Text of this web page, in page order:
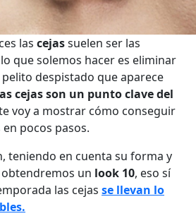
las cejassuelen ser las
que solemos hacer es eliminar
despistado que aparece
cejas son un punto clave del
voy a mostrar cómo conseguir
pocos pasos.
teniendo en cuenta su forma y
un look 10, eso sí
las cejas se llevan lo